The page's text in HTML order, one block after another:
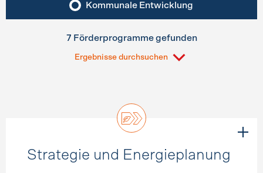
Kommunale Entwicklung
7 Förderprogramme gefunden
Ergebnisse durchsuchen
Strategie und Energieplanung